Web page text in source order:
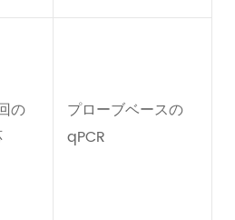
の
プローブベースの
qPCR